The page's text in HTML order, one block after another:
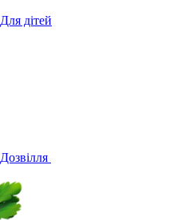
Для дітей
Дозвілля